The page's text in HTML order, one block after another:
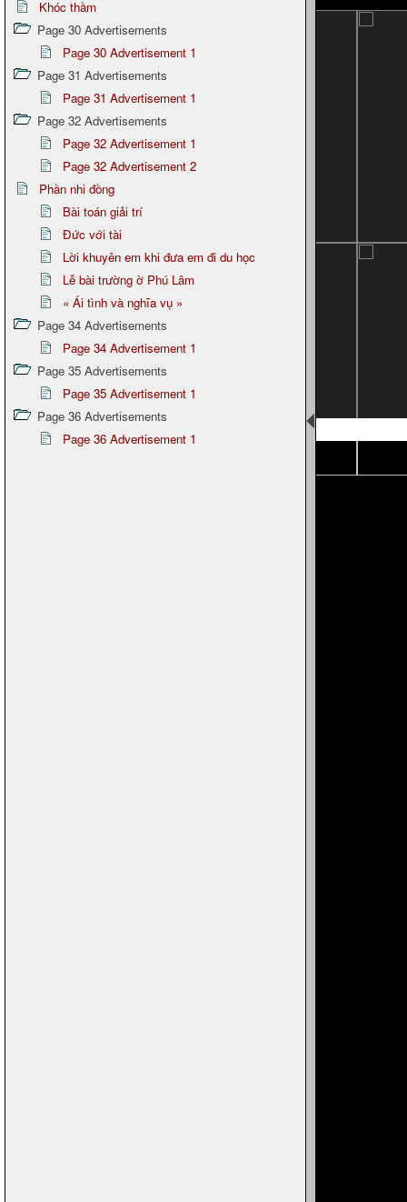
Khóc thầm
Page 30 Advertisements
Page 30 Advertisement 1
Page 31 Advertisements
Page 31 Advertisement 1
Page 32 Advertisements
Page 32 Advertisement 1
Page 32 Advertisement 2
Phần nhi đồng
Bài toán giải trí
Đức với tài
Lời khuyên em khi đưa em đi du học
Lễ bài trường ờ Phú Lâm
« Ái tình và nghĩa vụ »
Page 34 Advertisements
Page 34 Advertisement 1
Page 35 Advertisements
Page 35 Advertisement 1
Page 36 Advertisements
Page 36 Advertisement 1